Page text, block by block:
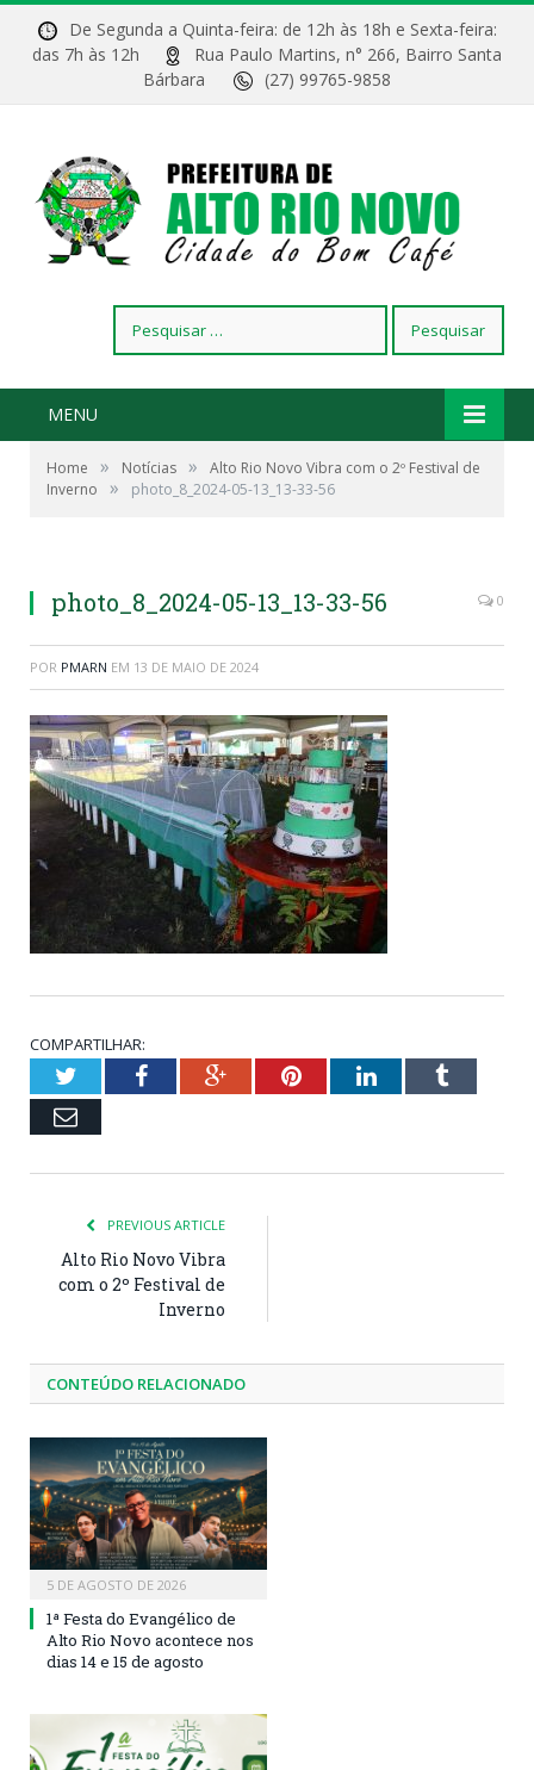
De Segunda a Quinta-feira: de 12h às 18h e Sexta-feira:
das 7h às 12h
Rua Paulo Martins, n° 266, Bairro Santa
Bárbara
(27) 99765-9858
por:
MENU
Home » Notícias »
Alto Rio Novo Vibra com o 2º Festival de
Inverno
» photo_8_2024-05-13_13-33-56
photo_8_2024-05-13_13-33-56 0
POR PMARN EM 13 DE MAIO DE 2024
COMPARTILHAR:
TwitterFacebookGoogle+PinterestLinkedInTumblr
Email
PREVIOUS ARTICLE
Alto Rio Novo Vibra
com o 2º Festival de
Inverno
CONTEÚDO RELACIONADO
5 DE AGOSTO DE 2026
1ª Festa do Evangélico de
Alto Rio Novo acontece nos
dias 14 e 15 de agosto